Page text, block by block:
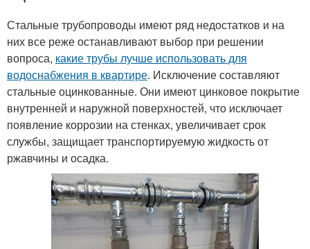
Стальные трубопроводы имеют ряд недостатков и на
них все реже останавливают выбор при решении
вопроса, какие трубы лучше использовать для
водоснабжения в квартире. Исключение составляют
стальные оцинкованные. Они имеют цинковое покрытие
внутренней и наружной поверхностей, что исключает
появление коррозии на стенках, увеличивает срок
службы, защищает транспортируемую жидкость от
ржавчины и осадка.